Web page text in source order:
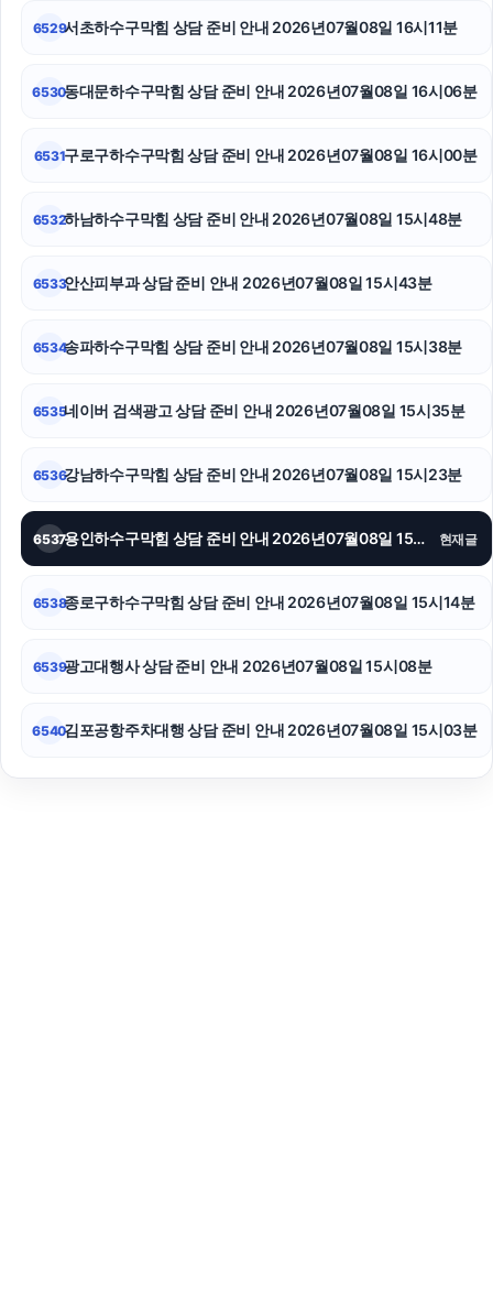
자동차담보대출
남양주변호사
용인학교폭력변호사
인스타그램 팔로워 늘리기
6529서초하수구막힘 상담 준비 안내 2026년07월08일 16시11분
6530동대문하수구막힘 상담 준비 안내 2026년07월08일 16시06분
6531구로구하수구막힘 상담 준비 안내 2026년07월08일 16시00분
6532하남하수구막힘 상담 준비 안내 2026년07월08일 15시48분
6533안산피부과 상담 준비 안내 2026년07월08일 15시43분
6534송파하수구막힘 상담 준비 안내 2026년07월08일 15시38분
6535네이버 검색광고 상담 준비 안내 2026년07월08일 15시35분
6536강남하수구막힘 상담 준비 안내 2026년07월08일 15시23분
6537 용인하수구막힘 상담 준비 안내 2026년07월08일 15시21분 현재글
6538종로구하수구막힘 상담 준비 안내 2026년07월08일 15시14분
6539광고대행사 상담 준비 안내 2026년07월08일 15시08분
6540김포공항주차대행 상담 준비 안내 2026년07월08일 15시03분